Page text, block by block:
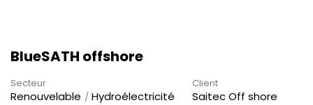
BlueSATH offshore
Secteur
Renouvelable Hydroélectricité
Client
Saitec Off shore